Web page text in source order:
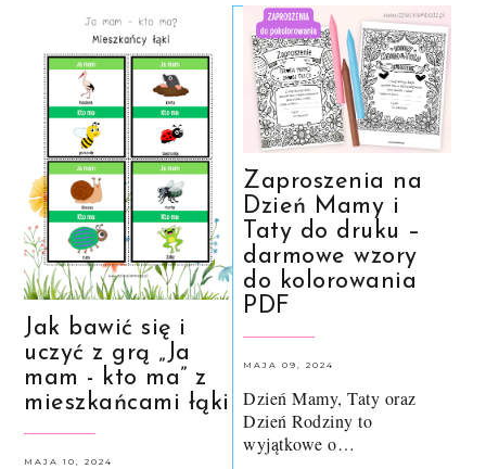
Jak bawić się i
uczyć z grą „Ja
mam - kto ma” z
mieszkańcami łąki
MAJA 10, 2024
Zaproszenia na
Dzień Mamy i
Taty do druku –
darmowe wzory
do kolorowania
PDF
MAJA 09, 2024
Dzień Mamy, Taty oraz
Dzień Rodziny to
wyjątkowe o…